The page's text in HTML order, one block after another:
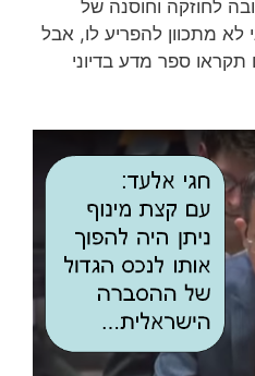
לחוזקה וחוסנה של
לא מתכוון להפריע לו, אבל
ספר מדע בדיוני